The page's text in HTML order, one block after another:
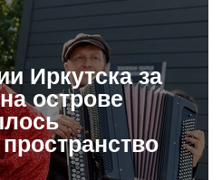
Иркутска за
острове